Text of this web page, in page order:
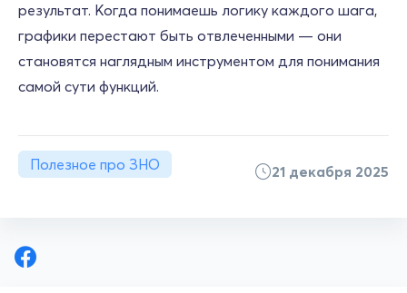
результат. Когда понимаешь логику каждого шага,
графики перестают быть отвлеченными — они
становятся наглядным инструментом для понимания
самой сути функций.
Полезное про ЗНО 21 декабря 2025